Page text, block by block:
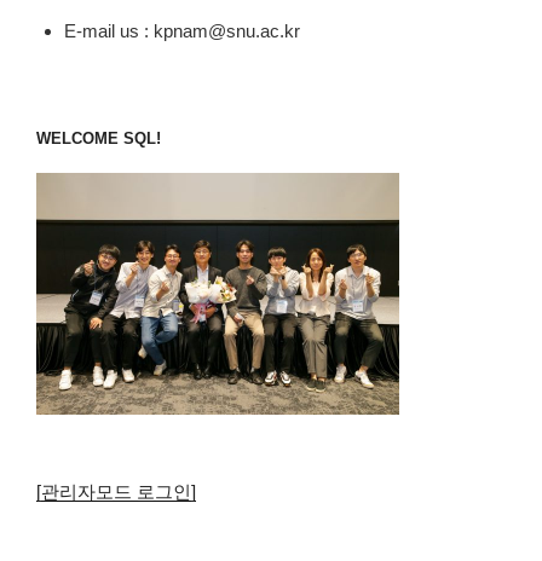
E-mail us : kpnam@snu.ac.kr
WELCOME SQL!
[관리자모드 로그인]